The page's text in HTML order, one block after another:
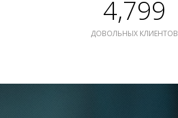
4,799
ДОВОЛЬНЫХ КЛИЕНТОВ